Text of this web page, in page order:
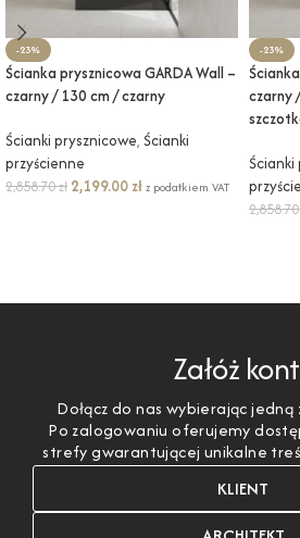
-23%
Ścianka prysznicowa GARDA Wall –
czarny / 130 cm / czarny
Ścianki prysznicowe, Ścianki
przyścienne
2,858.70zł 2,199.00 złz podatkiem VAT
-23%
czarny
Załóż
Dołącz do nas wybierając jedną
Po zalogowaniu oferujemy
strefy gwarantującej unikalne
KLIENT